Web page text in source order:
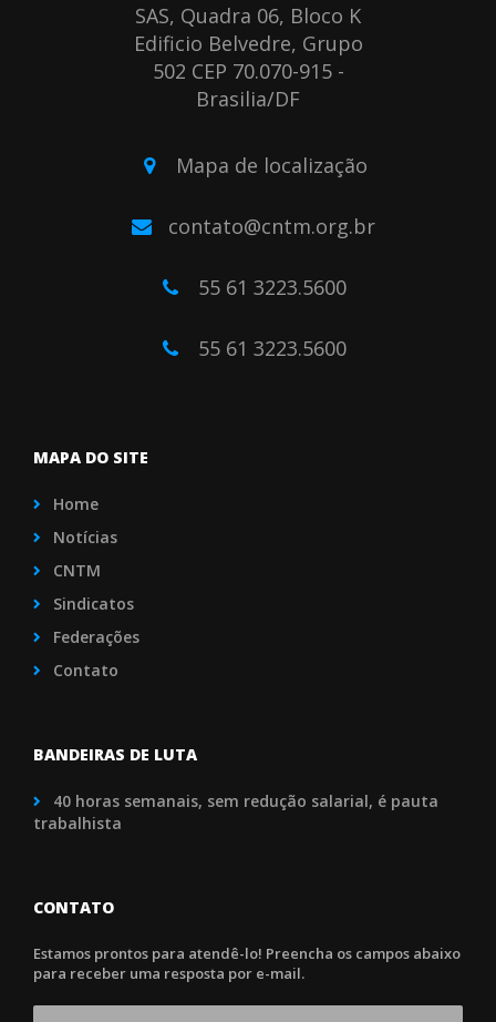
SAS, Quadra 06, Bloco K
Edificio Belvedre, Grupo
502 CEP 70.070-915 -
Brasilia/DF
Mapa de localização
contato@cntm.org.br
55 61 3223.5600
55 61 3223.5600
MAPA DO SITE
Home
Notícias
CNTM
Sindicatos
Federações
Contato
BANDEIRAS DE LUTA
40 horas semanais, sem redução salarial, é pauta
trabalhista
CONTATO
Estamos prontos para atendê-lo! Preencha os campos abaixo
para receber uma resposta por e-mail.